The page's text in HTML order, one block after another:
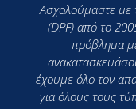
Ασχολούμαστε με
(DPF) από το
πρόβλημα
έχουμε όλο τον
για όλους τους